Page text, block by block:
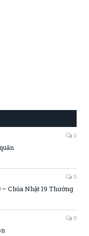
0
0
Chúa Nhật 19 Thường
0